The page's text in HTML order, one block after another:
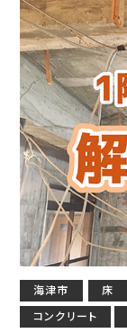
海津市 床
コンクリート